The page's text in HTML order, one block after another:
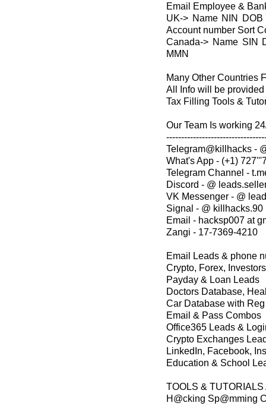
Email Employee &
UK-> Name NIN
Account number Sort
Canada-> Name SIN
MMN
Many Other Countries
All Info will be
Tax Filling Tools &
Our Team Is working
Telegram@killhacks -
What's App - (+1)
Telegram Channel -
Discord - @
VK Messenger - @
Signal - @ killhacks.90
Email - hacksp007 at
Zangi - 17-7369-4210
Email Leads & phone
Crypto, Forex,
Payday & Loan Leads
Doctors Database,
Car Database with
Email & Pass Combos
Office365 Leads &
Crypto Exchanges
LinkedIn, Facebook,
Education & School
TOOLS & TUTORIALS
H@cking Sp@mming